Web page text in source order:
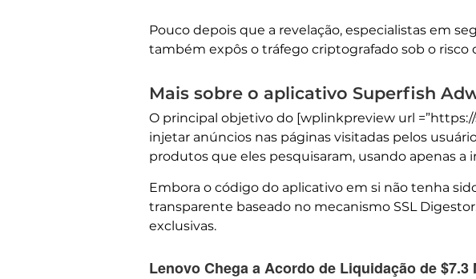
Pouco depois que a revelação, especialistas em
também expôs o tráfego criptografado sob o risco
Mais sobre o aplicativo Superfish
O principal objetivo do [wplinkpreview url
injetar anúncios nas páginas visitadas pelos
produtos que eles pesquisaram, usando apenas a
Embora o código do aplicativo em si não tenha
transparente baseado no mecanismo SSL
exclusivas.
Lenovo Chega a Acordo de Liquidação de $7.3